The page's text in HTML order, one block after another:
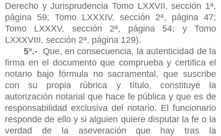
Derecho y Jurisprudencia Tomo LXXVII, sección 1ª,
página 59; Tomo LXXXIV, sección 2ª, página 47;
Tomo LXXXV, sección 2ª, página 54; y Tomo
LXXXVIII, sección 2ª, página 129).
5°.- Que, en consecuencia, la autenticidad de la
firma en el documento que comprueba y certifica el
notario bajo fórmula no sacramental, que suscribe
con su propia rúbrica y título, constituye la
autorización notarial que hace fe pública y que es de
responsabilidad exclusiva del notario. El funcionario
responde de ello y si alguien quiere disputar la fe o la
verdad de la aseveración que hay tras la